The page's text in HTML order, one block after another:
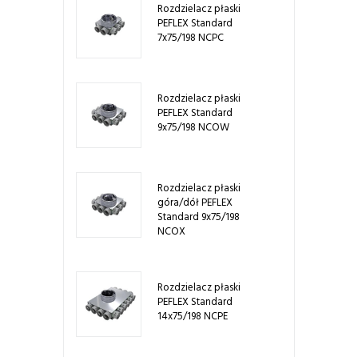
Rozdzielacz płaski
PEFLEX Standard
7x75/198 NCPC
Rozdzielacz płaski
PEFLEX Standard
9x75/198 NCOW
Rozdzielacz płaski
góra/dół PEFLEX
Standard 9x75/198
NCOX
Rozdzielacz płaski
PEFLEX Standard
14x75/198 NCPE